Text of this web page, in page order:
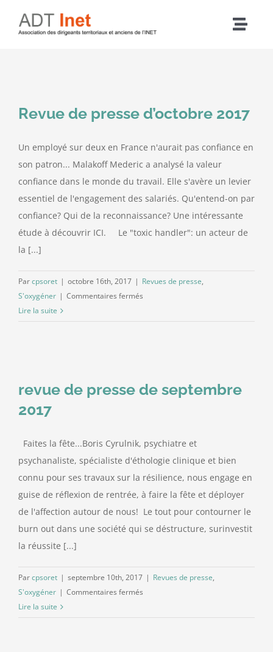
Nos actions
Agenda
Contact
Revue de presse d’octobre 2017
Un employé sur deux en France n'aurait pas confiance en
son patron... Malakoff Mederic a analysé la valeur
confiance dans le monde du travail. Elle s'avère un levier
essentiel de l'engagement des salariés. Qu'entend-on par
confiance? Qui de la reconnaissance? Une intéressante
étude à découvrir ICI. Le "toxic handler": un acteur de
la [...]
Parcpsoret | octobre 16th, 2017 | Revues de presse,
S'oxygéner | Commentaires fermés
Lire la suite
revue de presse de septembre
2017
Faites la fête...Boris Cyrulnik, psychiatre et
psychanaliste, spécialiste d'éthologie clinique et bien
connu pour ses travaux sur la résilience, nous engage en
guise de réflexion de rentrée, à faire la fête et déployer
de l'affection autour de nous! Le tout pour contourner le
burn out dans une société qui se déstructure, surinvestit
la réussite [...]
Parcpsoret | septembre 10th, 2017 | Revues de presse,
S'oxygéner | Commentaires fermés
Lire la suite